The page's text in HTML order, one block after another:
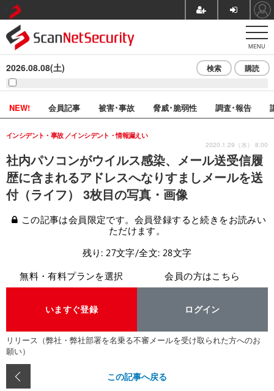
MENU
2026.08.08(土) 検索 購読
NEW! 会員記事 被害･事故 脅威･脆弱性 調査･報告
社内パソコンがウイルス感染、メール送受信履
歴に含まれるアドレスへなりすましメールを送
付（ライフ） 3枚目の写真・画像
インシデント・事故 インシデント・情報漏えい
2020.1.29（水） 8:00
この記事は会員限定です。会員登録すると続きをお読みい
ただけます。
残り: 27文字/全文: 28文字
無料・有料プランを選択
いますぐ登録
会員の方はこちら
ログイン
リリース（弊社・弊社部署を名乗る不審メールを受け取られた方へのお
願い）
この記事へ戻る